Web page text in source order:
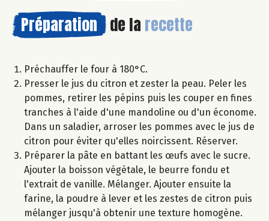
Préparation de la recette
Préchauffer le four à 180°C.
Presser le jus du citron et zester la peau. Peler les
pommes, retirer les pépins puis les couper en fines
tranches à l'aide d'une mandoline ou d'un économe.
Dans un saladier, arroser les pommes avec le jus de
citron pour éviter qu'elles noircissent. Réserver.
Préparer la pâte en battant les œufs avec le sucre.
Ajouter la boisson végétale, le beurre fondu et
l'extrait de vanille. Mélanger. Ajouter ensuite la
farine, la poudre à lever et les zestes de citron puis
mélanger jusqu'à obtenir une texture homogène.